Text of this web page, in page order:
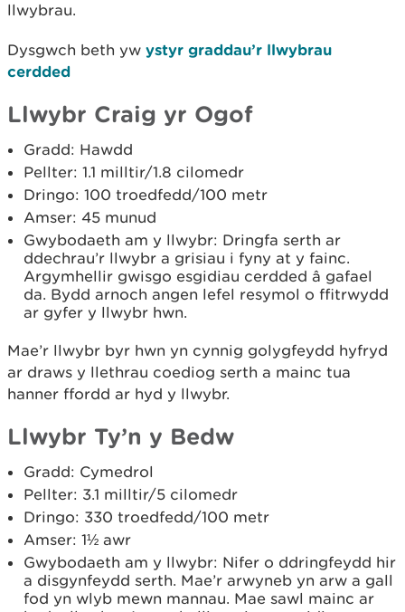
llwybrau.
Dysgwch beth yw ystyr graddau’r llwybrau
cerdded
Llwybr Craig yr Ogof
Gradd: Hawdd
Pellter: 1.1 milltir/1.8 cilomedr
Dringo: 100 troedfedd/100 metr
Amser: 45 munud
Gwybodaeth am y llwybr: Dringfa serth ar
ddechrau’r llwybr a grisiau i fyny at y fainc.
Argymhellir gwisgo esgidiau cerdded â gafael
da. Bydd arnoch angen lefel resymol o ffitrwydd
ar gyfer y llwybr hwn.
Mae’r llwybr byr hwn yn cynnig golygfeydd hyfryd
ar draws y llethrau coediog serth a mainc tua
hanner ffordd ar hyd y llwybr.
Llwybr Ty’n y Bedw
Gradd: Cymedrol
Pellter: 3.1 milltir/5 cilomedr
Dringo: 330 troedfedd/100 metr
Amser: 1½ awr
Gwybodaeth am y llwybr: Nifer o ddringfeydd hir
a disgynfeydd serth. Mae’r arwyneb yn arw a gall
fod yn wlyb mewn mannau. Mae sawl mainc ar